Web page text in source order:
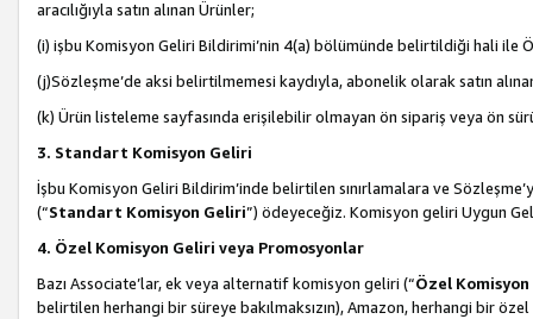
aracılığıyla satın alınan Ürünler;
(i) işbu Komisyon Geliri Bildirimi’nin 4(a) bölümünde belirtildiği hali ile
(j)Sözleşme’de aksi belirtilmemesi kaydıyla, abonelik olarak satın
(k) Ürün listeleme sayfasında erişilebilir olmayan ön sipariş veya ön
3. Standart Komisyon Geliri
İşbu Komisyon Geliri Bildirim’inde belirtilen sınırlamalara ve
(“Standart Komisyon Geliri”) ödeyeceğiz. Komisyon geliri Uygun
4. Özel Komisyon Geliri veya Promosyonlar
Bazı Associate’lar, ek veya alternatif komisyon geliri (“Özel
belirtilen herhangi bir süreye bakılmaksızın), Amazon, herhangi bir